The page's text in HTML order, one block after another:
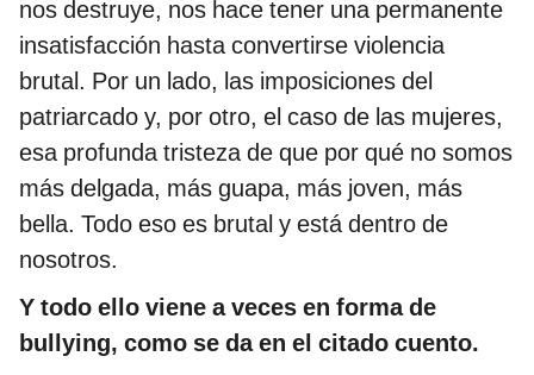
nos destruye, nos hace tener una permanente
insatisfacción hasta convertirse violencia
brutal. Por un lado, las imposiciones del
patriarcado y, por otro, el caso de las mujeres,
esa profunda tristeza de que por qué no somos
más delgada, más guapa, más joven, más
bella. Todo eso es brutal y está dentro de
nosotros.
Y todo ello viene a veces en forma de
bullying, como se da en el citado cuento.